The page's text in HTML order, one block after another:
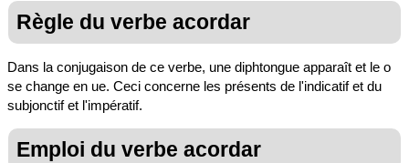
Règle du verbe acordar
Dans la conjugaison de ce verbe, une diphtongue apparaît et le o
se change en ue. Ceci concerne les présents de l'indicatif et du
subjonctif et l'impératif.
Emploi du verbe acordar